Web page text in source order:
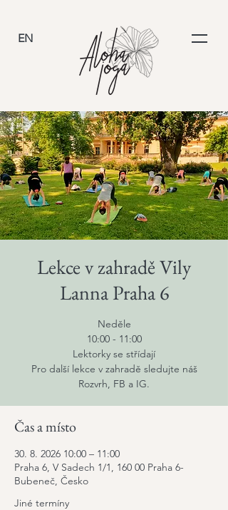
EN
Lekce v zahradě Vily
Lanna Praha 6
Neděle
10:00 - 11:00
Lektorky se střídají
Pro další lekce v zahradě sledujte náš
Rozvrh, FB a IG.​
Čas a místo
30. 8. 2026 10:00 – 11:00
Praha 6, V Sadech 1/1, 160 00 Praha 6-
Bubeneč, Česko
Jiné termíny